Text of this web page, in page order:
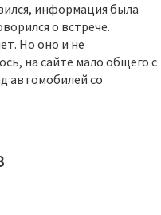
информация была
о встрече.
Но оно и не
на сайте мало общего с
автомобилей со